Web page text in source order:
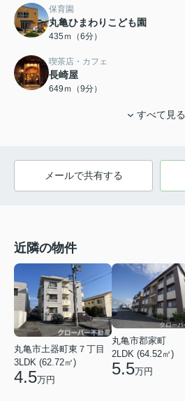
保育園
丸亀ひまわりこども園
435ｍ（6分）
喫茶店・カフェ
長崎屋
649ｍ（9分）
すべて見る
メールで共有する
近隣の物件
丸亀市土器町東７丁目
3LDK (62.72㎡)
4.5万円
丸亀市郡家町
2LDK (64.52㎡)
5.5万円